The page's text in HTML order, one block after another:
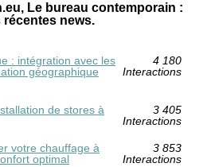
Le bureau contemporain :
récentes news.
: intégration avec les
géographique
4 180
Interactions
de stores à
3 405
Interactions
votre chauffage à
optimal
3 853
Interactions